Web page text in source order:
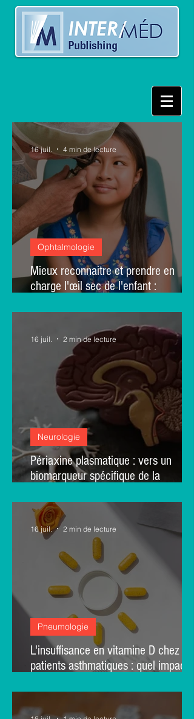
Mieux reconnaitre et prendre en
charge l'œil sec de l'enfant :
Ophtalmologie
16 juil. 4 min de lecture
Périaxine plasmatique : vers un
biomarqueur spécifique de la
étude longitudinale et analyses
transversales
Neurologie
16 juil. 2 min de lecture
L'insuffisance en vitamine D chez les
patients asthmatiques : quel impact
une étude interventionnelle
monocentrique
Pneumologie
16 juil. 2 min de lecture